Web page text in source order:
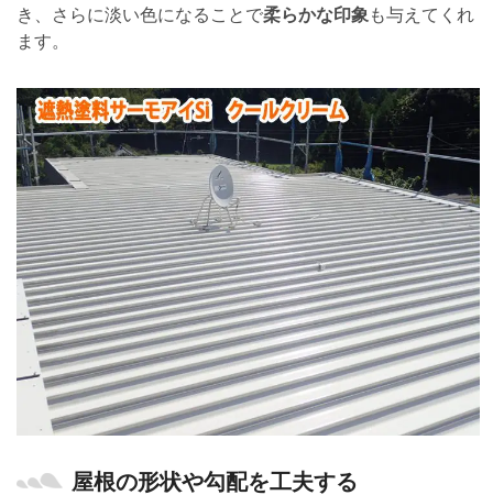
き、さらに淡い色になることで柔らかな印象 も与えてくれ
ます。
屋根の形状や勾配を工夫する